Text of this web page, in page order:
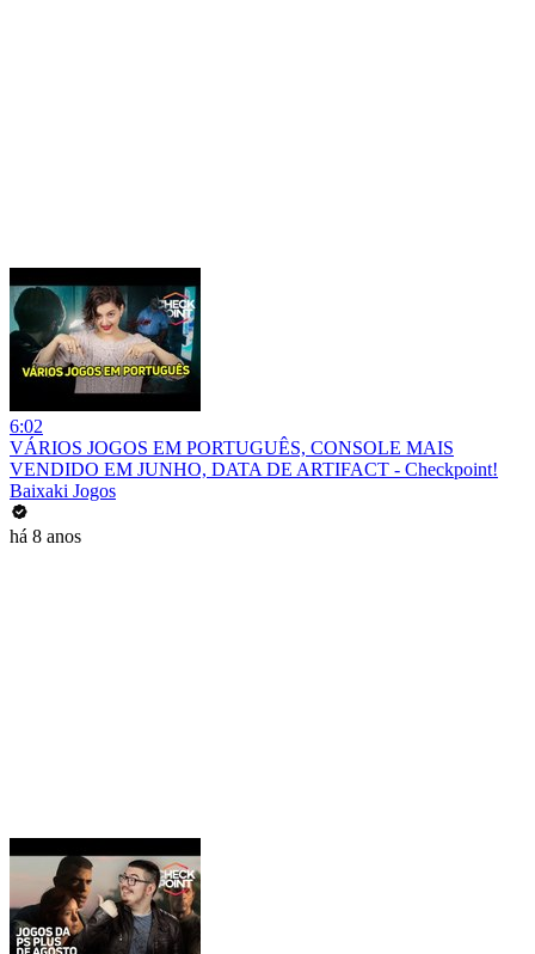
6:02
VÁRIOS JOGOS EM PORTUGUÊS, CONSOLE MAIS
VENDIDO EM JUNHO, DATA DE ARTIFACT - Checkpoint!
Baixaki Jogos
há 8 anos